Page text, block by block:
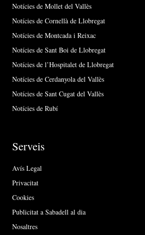
Notícies de Mollet del Vallès
Notícies de Cornellà de Llobregat
Notícies de Montcada i Reixac
Notícies de Sant Boi de Llobregat
Notícies de l’Hospitalet de Llobregat
Notícies de Cerdanyola del Vallès
Notícies de Sant Cugat del Vallès
Notícies de Rubí
Serveis
Avís Legal
Privacitat
Cookies
Publicitat a Sabadell al dia
Nosaltres